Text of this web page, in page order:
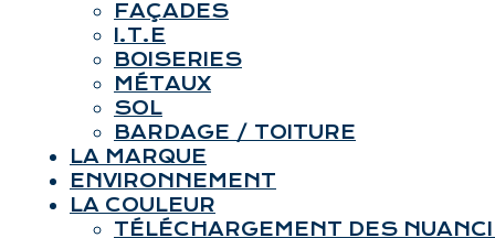
FAÇADES
I.T.E
BOISERIES
MÉTAUX
SOL
BARDAGE / TOITURE
LA MARQUE
ENVIRONNEMENT
LA COULEUR
TÉLÉCHARGEMENT DES